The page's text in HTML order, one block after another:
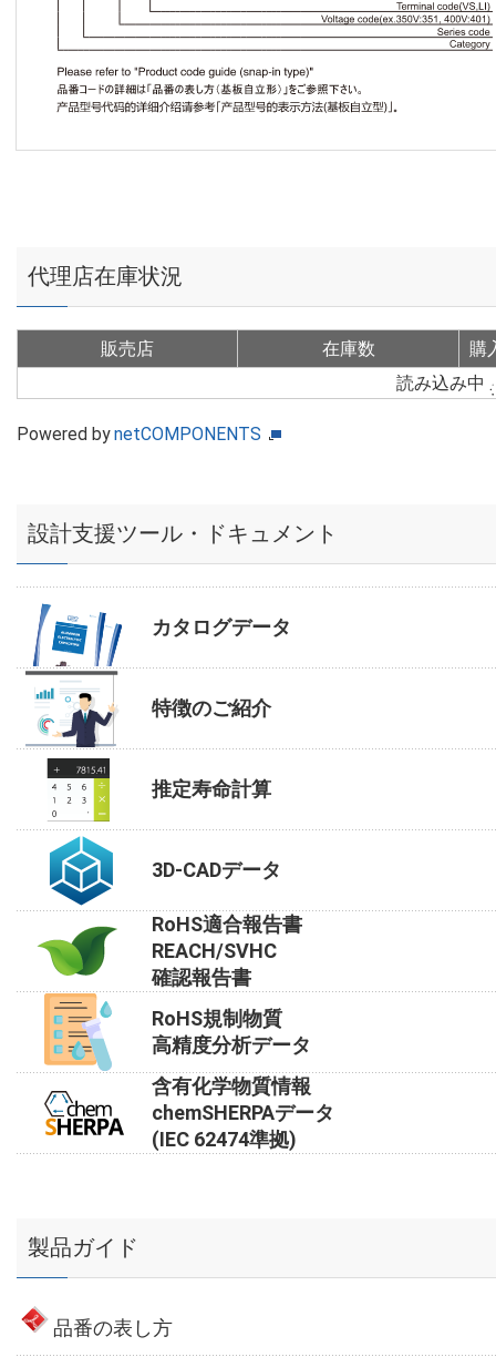
代理店在庫状況
販売店 在庫数
購
読み込み中
Powered bynetCOMPONENTS
設計支援ツール・ドキュメント
カタログデータ
特徴のご紹介
推定寿命計算
3D-CADデータ
RoHS適合報告書
REACH/SVHC
確認報告書
RoHS規制物質
高精度分析データ
含有化学物質情報
chemSHERPAデータ
(IEC 62474準拠)
製品ガイド
品番の表し方